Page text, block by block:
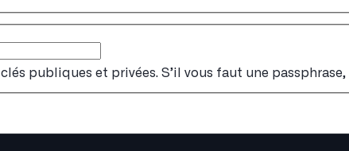
publiques et privées. S’il vous faut une